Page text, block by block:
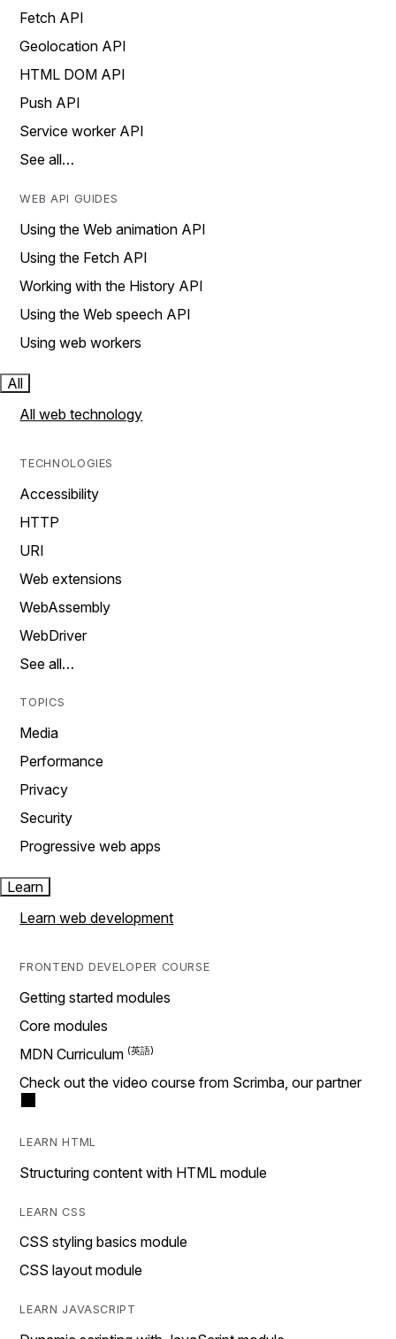
Fetch API
Geolocation API
HTML DOM API
Push API
Service worker API
See all…
WEB API GUIDES
Using the Web animation API
Using the Fetch API
Working with the History API
Using the Web speech API
Using web workers
All
All web technology
TECHNOLOGIES
Accessibility
HTTP
URI
Web extensions
WebAssembly
WebDriver
See all…
TOPICS
Media
Performance
Privacy
Security
Progressive web apps
Learn
Learn web development
FRONTEND DEVELOPER COURSE
Getting started modules
Core modules
MDN Curriculum
Check out the video course from Scrimba, our partner
LEARN HTML
Structuring content with HTML module
LEARN CSS
CSS styling basics module
CSS layout module
LEARN JAVASCRIPT